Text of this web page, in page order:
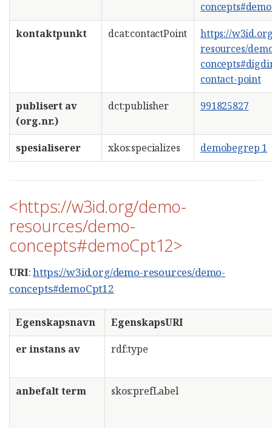
kontaktpunkt
dcat:contactPoint
https://
resources/
contact-point
publisert av
(org.nr.)
dct:publisher 991825827
spesialiserer xkos:specializes demobegrep 1
<https://w3id.org/demo-
resources/demo-
concepts#demoCpt12>
URI:https://w3id.org/demo-resources/demo-
concepts#demoCpt12
Egenskapsnavn
EgenskapsURI
er instans av
rdf:type
anbefalt term skos:prefLabel